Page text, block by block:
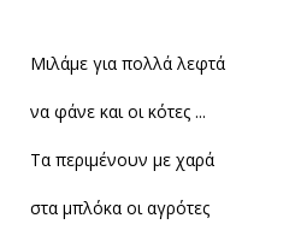
Μιλάμε για πολλά λεφτά
να φάνε και οι κότες ...
Τα περιμένουν με χαρά
στα μπλόκα οι αγρότες